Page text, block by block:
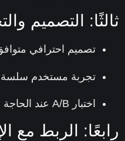
التصميم
تصميم احترافي متوافق
تجربة مستخدم سلسة
اختبار A/B عند الحاجة
الربط مع